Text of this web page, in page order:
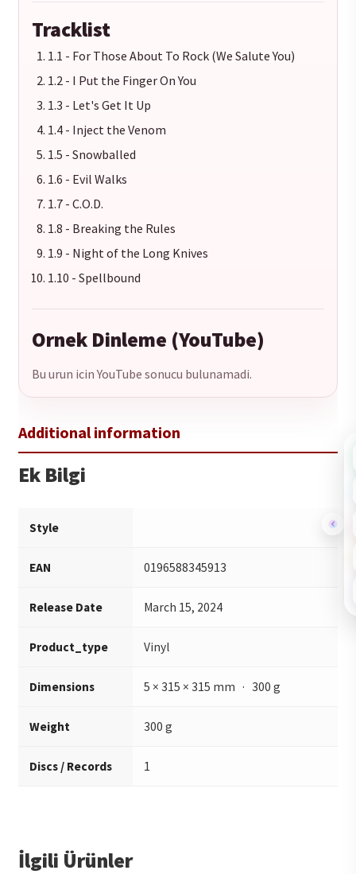
Tracklist
1.1 - For Those About To Rock (We Salute You)
1.2 - I Put the Finger On You
1.3 - Let's Get It Up
1.4 - Inject the Venom
1.5 - Snowballed
1.6 - Evil Walks
1.7 - C.O.D.
1.8 - Breaking the Rules
1.9 - Night of the Long Knives
1.10 - Spellbound
Ornek Dinleme (YouTube)
Bu urun icin YouTube sonucu bulunamadi.
Ek Bilgi
Style
EAN 0196588345913
Release Date March 15, 2024
Product_type Vinyl
Dimensions 5 × 315 × 315 mm · 300 g
Weight 300 g
Discs / Records 1
İlgili Ürünler